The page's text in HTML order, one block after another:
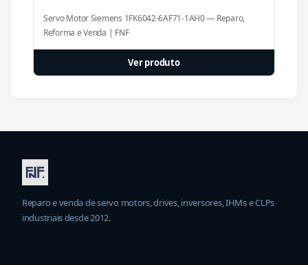
Servo Motor Siemens 1FK6042-6AF71-1AH0 — Reparo,
Reforma e Venda | FNF
Ver produto
Reparo e venda de servo motors, drives, inversores, IHMs e CLPs
industriais desde 2012.